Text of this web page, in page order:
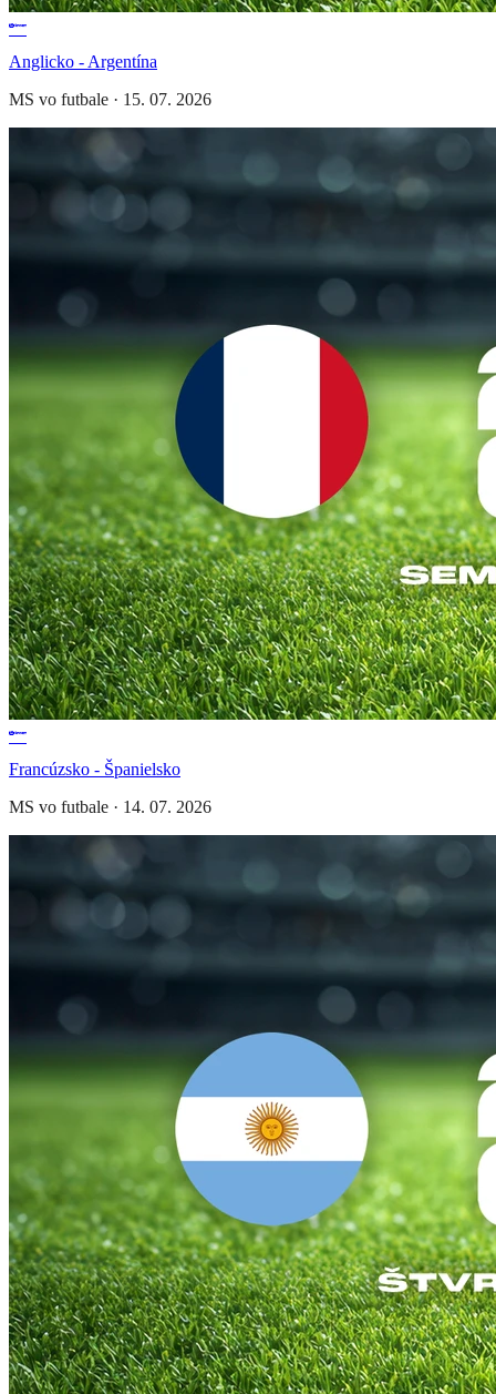
Anglicko - Argentína
MS vo futbale · 15. 07. 2026
Francúzsko - Španielsko
MS vo futbale · 14. 07. 2026